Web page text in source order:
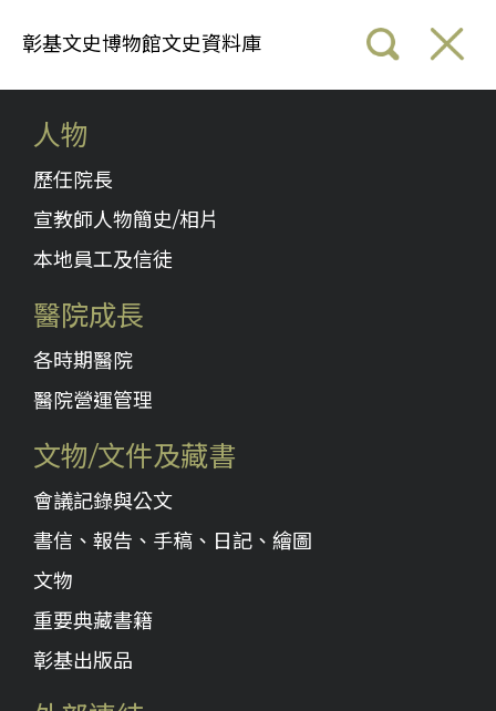
彰基文史博物館文史資料庫
人物
歷任院長
宣教師人物簡史/相片
本地員工及信徒
醫院成長
各時期醫院
醫院營運管理
文物/文件及藏書
會議記錄與公文
書信、報告、手稿、日記、繪圖
文物
重要典藏書籍
彰基出版品